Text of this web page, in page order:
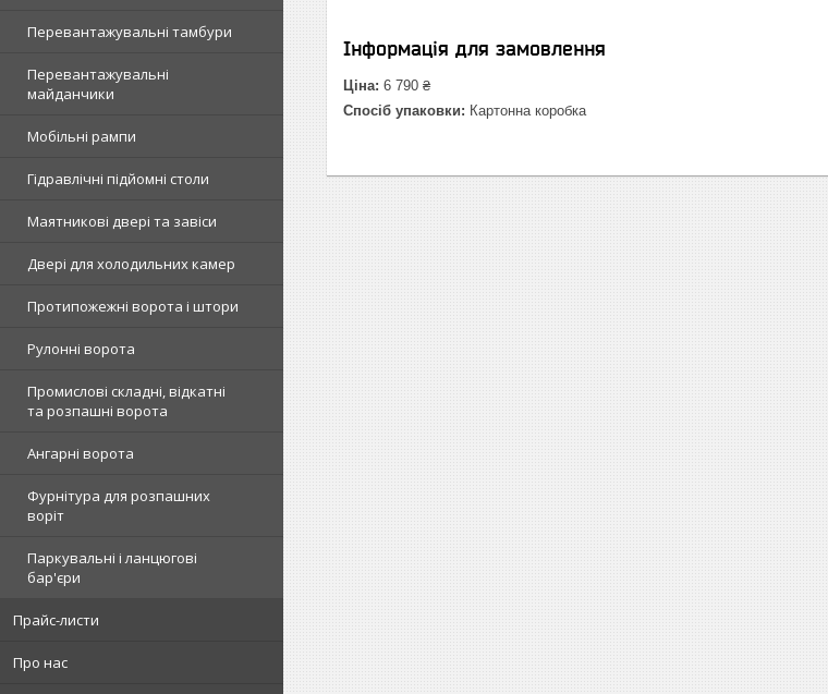
Перевантажувальні тамбури
Перевантажувальні
майданчики
Мобільні рампи
Гідравлічні підйомні столи
Маятникові двері та завіси
Двері для холодильних камер
Протипожежні ворота і штори
Рулонні ворота
Промислові складні, відкатні
та розпашні ворота
Ангарні ворота
Фурнітура для розпашних
воріт
Паркувальні і ланцюгові
бар'єри
Прайс-листи
Про нас
Інформація для замовлення
Ціна: 6 790 ₴
Спосіб упаковки: Картонна коробка